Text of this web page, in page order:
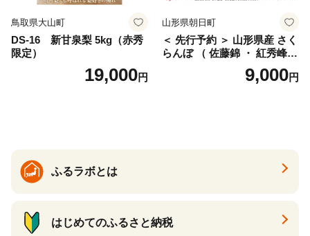
鳥取県大山町
DS-16 新甘泉梨 5kg（赤秀
限定）
19,000円
山形県朝日町
＜ 先行予約 ＞ 山形県産 さく
らんぼ （ 佐藤錦 ・ 紅秀峰
） ご家庭用 M以上 700g 【20
26年6月下旬から7月上旬発
9,000円
ふるラボとは
はじめてのふるさと納税